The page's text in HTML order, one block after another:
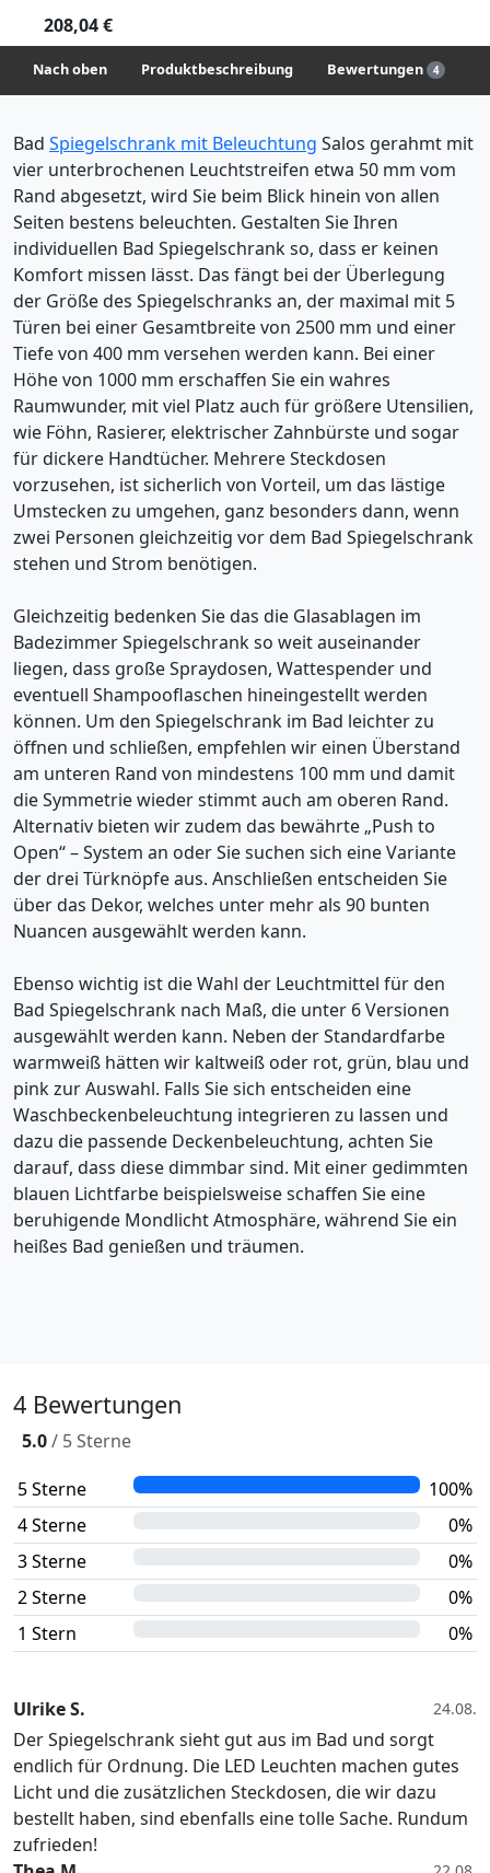
208,04 €
Nach oben Produktbeschreibung Bewertungen 4
Bad Spiegelschrank mit Beleuchtung Salos gerahmt mit
vier unterbrochenen Leuchtstreifen etwa 50 mm vom
Rand abgesetzt, wird Sie beim Blick hinein von allen
Seiten bestens beleuchten. Gestalten Sie Ihren
individuellen Bad Spiegelschrank so, dass er keinen
Komfort missen lässt. Das fängt bei der Überlegung
der Größe des Spiegelschranks an, der maximal mit 5
Türen bei einer Gesamtbreite von 2500 mm und einer
Tiefe von 400 mm versehen werden kann. Bei einer
Höhe von 1000 mm erschaffen Sie ein wahres
Raumwunder, mit viel Platz auch für größere Utensilien,
wie Föhn, Rasierer, elektrischer Zahnbürste und sogar
für dickere Handtücher. Mehrere Steckdosen
vorzusehen, ist sicherlich von Vorteil, um das lästige
Umstecken zu umgehen, ganz besonders dann, wenn
zwei Personen gleichzeitig vor dem Bad Spiegelschrank
stehen und Strom benötigen.
Gleichzeitig bedenken Sie das die Glasablagen im
Badezimmer Spiegelschrank so weit auseinander
liegen, dass große Spraydosen, Wattespender und
eventuell Shampooflaschen hineingestellt werden
können. Um den Spiegelschrank im Bad leichter zu
öffnen und schließen, empfehlen wir einen Überstand
am unteren Rand von mindestens 100 mm und damit
die Symmetrie wieder stimmt auch am oberen Rand.
Alternativ bieten wir zudem das bewährte „Push to
Open“ – System an oder Sie suchen sich eine Variante
der drei Türknöpfe aus. Anschließen entscheiden Sie
über das Dekor, welches unter mehr als 90 bunten
Nuancen ausgewählt werden kann.
Ebenso wichtig ist die Wahl der Leuchtmittel für den
Bad Spiegelschrank nach Maß, die unter 6 Versionen
ausgewählt werden kann. Neben der Standardfarbe
warmweiß hätten wir kaltweiß oder rot, grün, blau und
pink zur Auswahl. Falls Sie sich entscheiden eine
Waschbeckenbeleuchtung integrieren zu lassen und
dazu die passende Deckenbeleuchtung, achten Sie
darauf, dass diese dimmbar sind. Mit einer gedimmten
blauen Lichtfarbe beispielsweise schaffen Sie eine
beruhigende Mondlicht Atmosphäre, während Sie ein
heißes Bad genießen und träumen.
4 Bewertungen
5.0/ 5 Sterne
5 Sterne
100%
4 Sterne
0%
3 Sterne
0%
2 Sterne
0%
1 Stern
0%
Ulrike S. 24.08.
Der Spiegelschrank sieht gut aus im Bad und sorgt
endlich für Ordnung. Die LED Leuchten machen gutes
Licht und die zusätzlichen Steckdosen, die wir dazu
bestellt haben, sind ebenfalls eine tolle Sache. Rundum
zufrieden!